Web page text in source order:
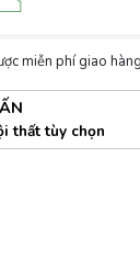
miễn phí giao
thất tùy chọn